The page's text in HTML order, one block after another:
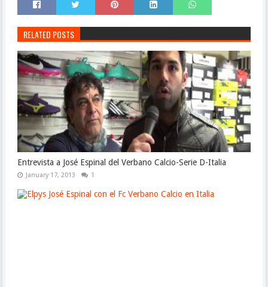
RELATED POSTS
Entrevista a José Espinal del Verbano Calcio-Serie D-Italia
January 17, 2013 1